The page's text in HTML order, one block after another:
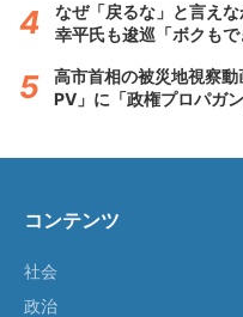
なぜ「戻るな」と言え
幸平氏も逡巡「ボクもで
高市首相の被災地視察
PV」に「政権プロパガ
コンテンツ
社会
政治